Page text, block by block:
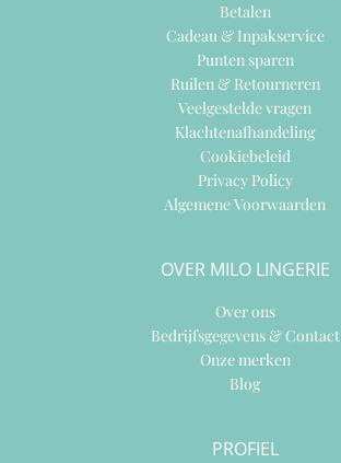
Betalen
Cadeau & Inpakservice
Punten sparen
Ruilen & Retourneren
Veelgestelde vragen
Klachtenafhandeling
Cookiebeleid
Privacy Policy
Algemene Voorwaarden
OVER MILO LINGERIE
Over ons
Bedrijfsgegevens & Contact
Onze merken
Blog
PROFIEL